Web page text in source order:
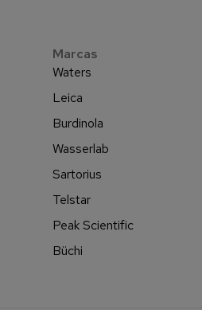
Marcas
Waters
Leica
Burdinola
Wasserlab
Sartorius
Telstar
Peak Scientific
Büchi